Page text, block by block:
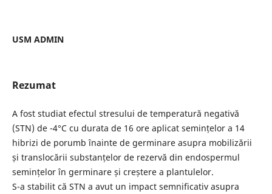
USM ADMIN
Rezumat
A fost studiat efectul stresului de temperatură negativă
(STN) de -4°C cu durata de 16 ore aplicat semințelor a 14
hibrizi de porumb înainte de germinare asupra mobilizării
și translocării substanțelor de rezervă din endospermul
semințelor în germinare și creștere a plantulelor.
S-a stabilit că STN a avut un impact semnificativ asupra